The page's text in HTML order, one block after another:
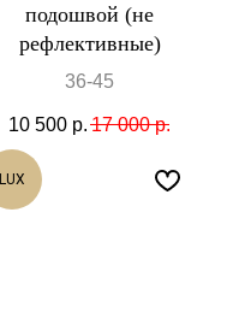
подошвой (не
рефлективные)
36-45
10 500 р. 17 000 р.
LUX